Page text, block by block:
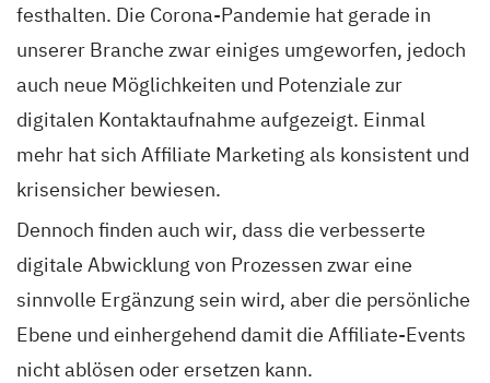
festhalten. Die Corona-Pandemie hat gerade in
unserer Branche zwar einiges umgeworfen, jedoch
auch neue Möglichkeiten und Potenziale zur
digitalen Kontaktaufnahme aufgezeigt. Einmal
mehr hat sich Affiliate Marketing als konsistent und
krisensicher bewiesen.
Dennoch finden auch wir, dass die verbesserte
digitale Abwicklung von Prozessen zwar eine
sinnvolle Ergänzung sein wird, aber die persönliche
Ebene und einhergehend damit die Affiliate-Events
nicht ablösen oder ersetzen kann.